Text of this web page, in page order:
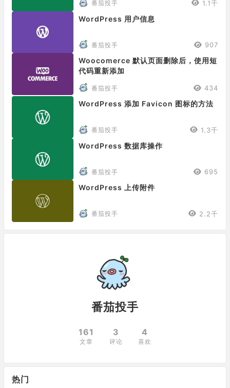
番茄投手 1.1千
WordPress 用户信息
番茄投手 907
Woocomerce 默认页面删除后，使用短
代码重新添加
番茄投手 434
WordPress 添加 Favicon 图标的方法
番茄投手 1.3千
WordPress 数据库操作
番茄投手 695
WordPress 上传附件
番茄投手 2.2千
番茄投手
161
文章
3
评论
4
喜欢
热门